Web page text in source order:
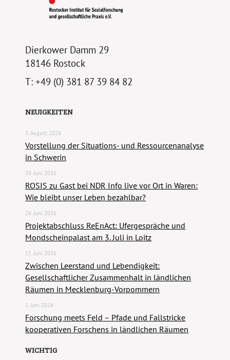
Dierkower Damm 29
18146 Rostock
T: +49 (0) 381 87 39 84 82
NEUIGKEITEN
Vorstellung der Situations- und Ressourcenanalyse
in Schwerin
3. August 2026
ROSIS zu Gast bei NDR Info live vor Ort in Waren:
Wie bleibt unser Leben bezahlbar?
29. Juni 2026
Projektabschluss ReEnAct: Ufergespräche und
Mondscheinpalast am 3. Juli in Loitz
26. Juni 2026
Zwischen Leerstand und Lebendigkeit:
Gesellschaftlicher Zusammenhalt in ländlichen
Räumen in Mecklenburg-Vorpommern
15. Juni 2026
Forschung meets Feld – Pfade und Fallstricke
kooperativen Forschens in ländlichen Räumen
1. Juni 2026
WICHTIG